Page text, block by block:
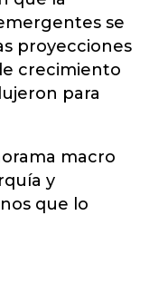
se
proyecciones
crecimiento
para
macro
y
que lo